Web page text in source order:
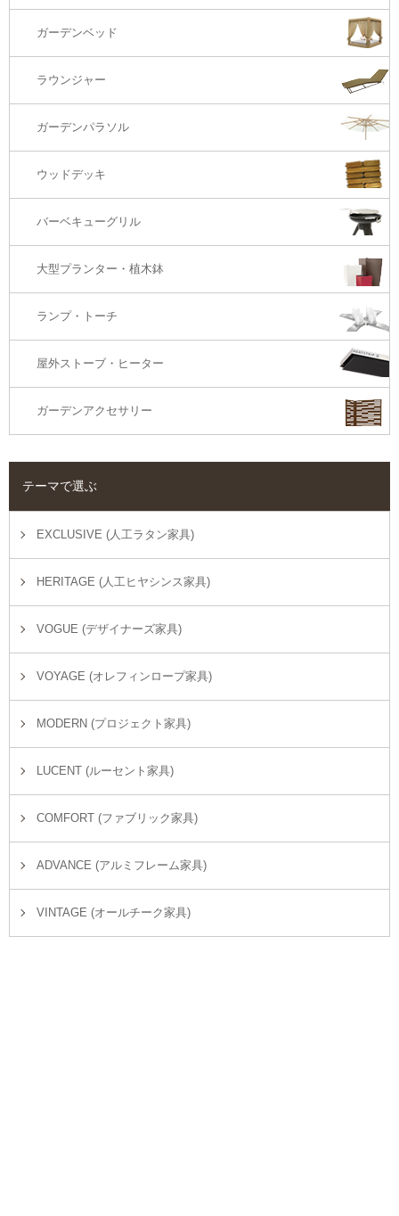
コーヒーテーブル
カウンター・バーテーブル
カウンター・バーチェアー
3Sソファ
オットマン・スツール
ガーデンベッド
ラウンジャー
ガーデンパラソル
ウッドデッキ
バーベキューグリル
大型プランター・植木鉢
ランプ・トーチ
屋外ストーブ・ヒーター
ガーデンアクセサリー
テーマで選ぶ
EXCLUSIVE (人工ラタン家具)
HERITAGE (人工ヒヤシンス家具)
VOGUE (デザイナーズ家具)
VOYAGE (オレフィンロープ家具)
MODERN (プロジェクト家具)
LUCENT (ルーセント家具)
COMFORT (ファブリック家具)
ADVANCE (アルミフレーム家具)
VINTAGE (オールチーク家具)